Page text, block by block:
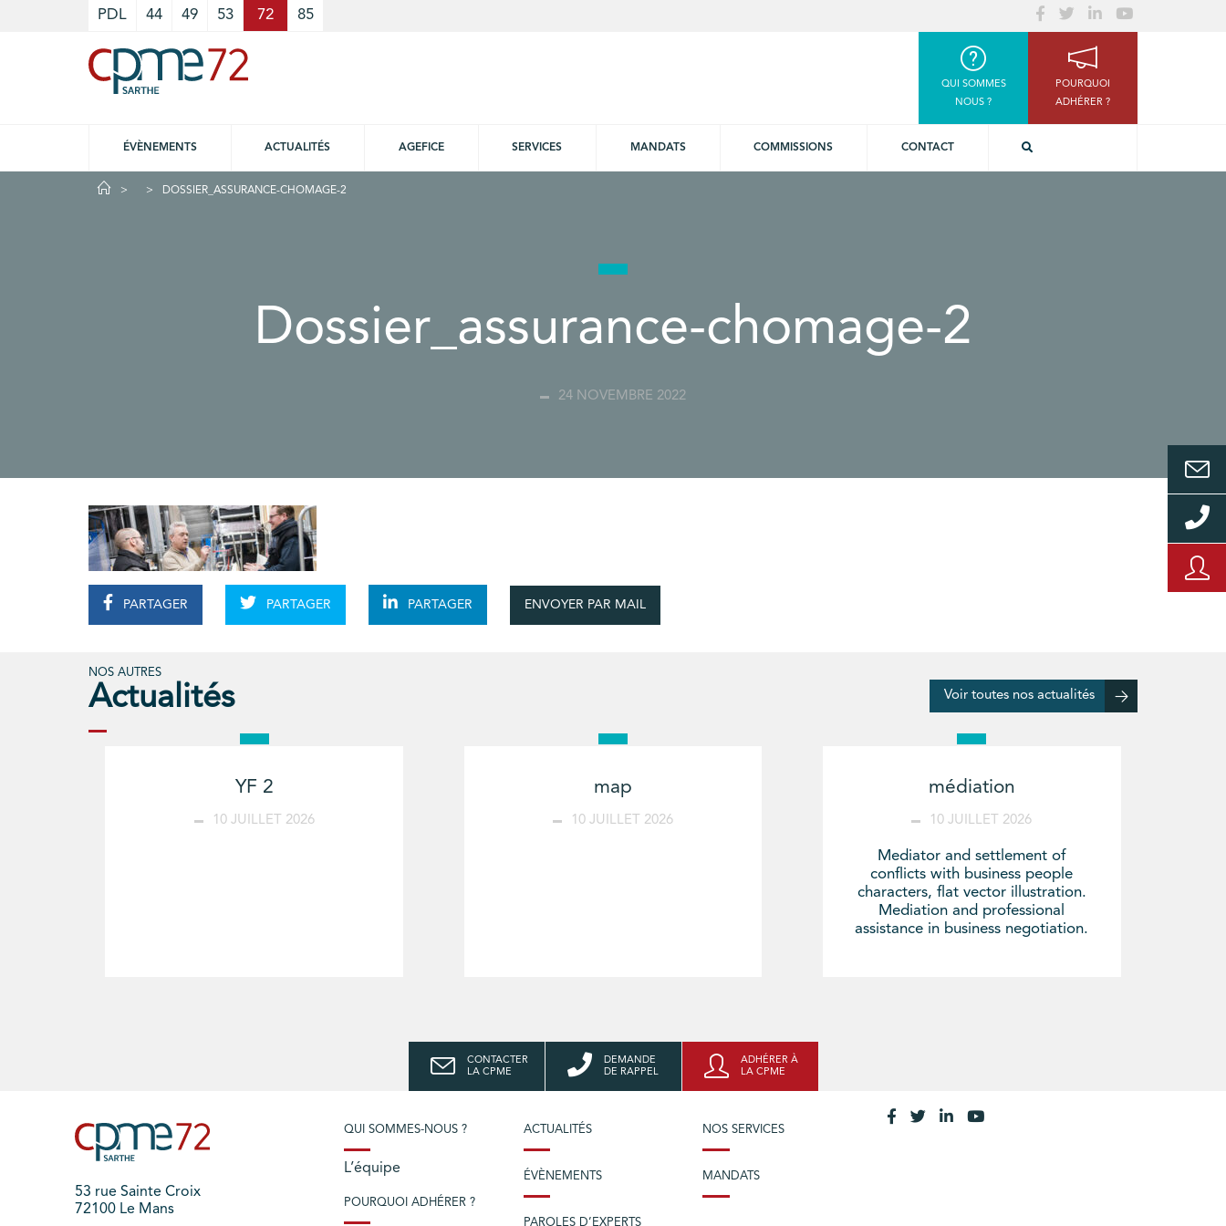
PDL 44 49 53 72 85
QUI SOMMES
NOUS ?
POURQUOI
ADHÉRER ?
ÉVÈNEMENTS ACTUALITÉS AGEFICE SERVICES MANDATS COMMISSIONS CONTACT
DOSSIER_ASSURANCE-CHOMAGE-2
Dossier_assurance-chomage-2
24 NOVEMBRE 2022
PARTAGER PARTAGER PARTAGER ENVOYER PAR MAIL
NOS AUTRES
Actualités Voir toutes nos actualités
YF 2
10 JUILLET 2026
map
10 JUILLET 2026
médiation
10 JUILLET 2026
Mediator and settlement of
conflicts with business people
characters, flat vector illustration.
Mediation and professional
assistance in business negotiation.
CONTACTER
LA CPME
DEMANDE
DE RAPPEL
ADHÉRER À
LA CPME
53 rue Sainte Croix
72100 Le Mans
QUI SOMMES-NOUS ?
L’équipe
POURQUOI ADHÉRER ?
ACTUALITÉS
ÉVÈNEMENTS
PAROLES D’EXPERTS
NOS SERVICES
MANDATS
Cookies management panel